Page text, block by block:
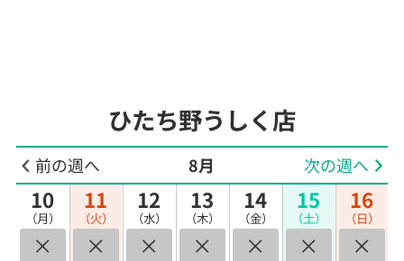
ひたち野うしく店
前の週へ 8月 次の週へ
10
（月）
×
11
（火）
×
12
（水）
×
13
（木）
×
14
（金）
×
15
（土）
×
16
（日）
×